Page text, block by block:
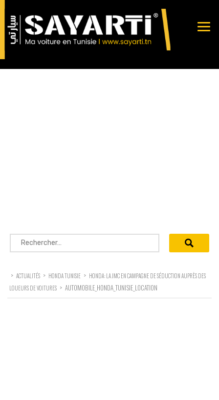
Rechercher :
> ACTUALITÉS > HONDA TUNISIE > HONDA: LA JMC EN CAMPAGNE DE SÉDUCTION AUPRÈS DES
LOUEURS DE VOITURES > AUTOMOBILE_HONDA_TUNISIE_LOCATION